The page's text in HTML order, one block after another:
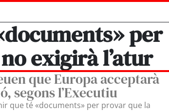
per
exigirà l’atur
que Europa acceptarà
segons l’Executiu
que té «documents» per provar que la